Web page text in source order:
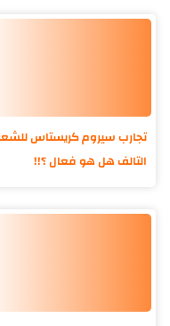
تجارب سيروم كريستاس للشعر
التالف هل هو فعال ؟!!